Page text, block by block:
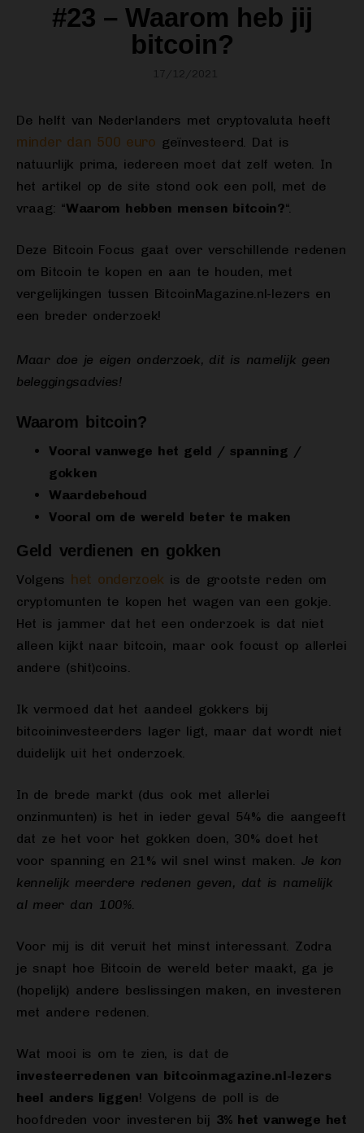
#23 – Waarom heb jij
bitcoin?
17/12/2021
De helft van Nederlanders met cryptovaluta heeft
minder dan 500 euro geïnvesteerd. Dat is
natuurlijk prima, iedereen moet dat zelf weten. In
het artikel op de site stond ook een poll, met de
vraag: “Waarom hebben mensen bitcoin?“.
Deze Bitcoin Focus gaat over verschillende redenen
om Bitcoin te kopen en aan te houden, met
vergelijkingen tussen BitcoinMagazine.nl-lezers en
een breder onderzoek!
Maar doe je eigen onderzoek, dit is namelijk geen
beleggingsadvies!
Waarom bitcoin?
Vooral vanwege het geld / spanning /
gokken
Waardebehoud
Vooral om de wereld beter te maken
Geld verdienen en gokken
Volgens het onderzoek is de grootste reden om
cryptomunten te kopen het wagen van een gokje.
Het is jammer dat het een onderzoek is dat niet
alleen kijkt naar bitcoin, maar ook focust op allerlei
andere (shit)coins.
Ik vermoed dat het aandeel gokkers bij
bitcoininvesteerders lager ligt, maar dat wordt niet
duidelijk uit het onderzoek.
In de brede markt (dus ook met allerlei
onzinmunten) is het in ieder geval 54% die aangeeft
dat ze het voor het gokken doen, 30% doet het
voor spanning en 21% wil snel winst maken. Je kon
kennelijk meerdere redenen geven, dat is namelijk
al meer dan 100%.
Voor mij is dit veruit het minst interessant. Zodra
je snapt hoe Bitcoin de wereld beter maakt, ga je
(hopelijk) andere beslissingen maken, en investeren
met andere redenen.
Wat mooi is om te zien, is dat de
investeerredenen van bitcoinmagazine.nl-lezers
heel anders liggen! Volgens de poll is de
hoofdreden voor investeren bij 3% het vanwege het